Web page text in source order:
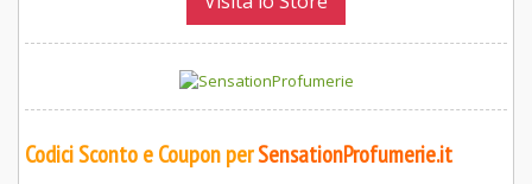
Codici Sconto e Coupon perSensationProfumerie.it